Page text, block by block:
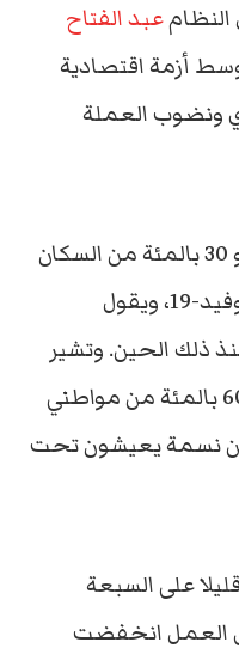
عبد الفتاح
وسط أزمة اقتصادية
ونضوب العملة
وصنفت البيانات الرسمية نحو 30 بالمئة من السكان
على أنهم فقراء قبل جائحة كوفيد-19، ويقول
ذلك الحين. وتشير
التقديرات إلى أن ما يصل إلى 60 بالمئة من مواطني
عددهم 104 ملايين نسمة يعيشون تحت
على السبعة
العمل انخفضت